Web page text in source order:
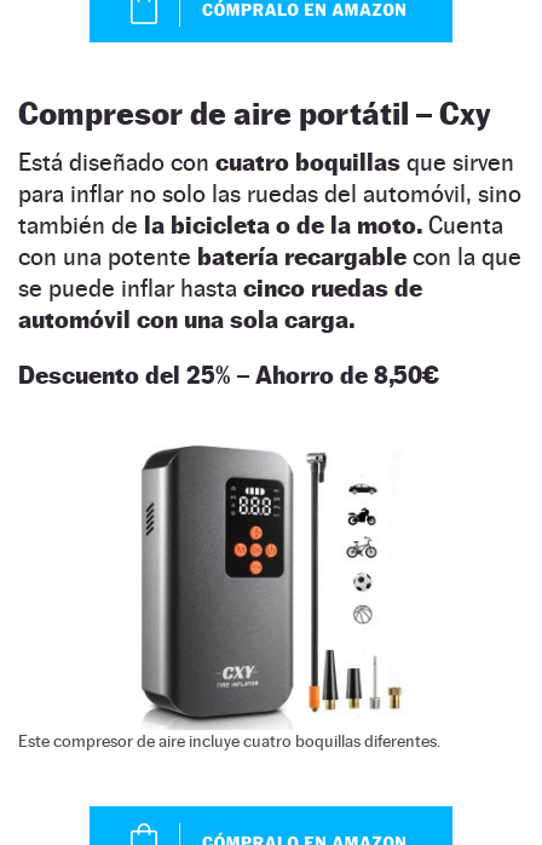
Compresor de aire portátil – Cxy
Está diseñado con cuatro boquillas que sirven
para inflar no solo las ruedas del automóvil, sino
también de la bicicleta o de la moto. Cuenta
con una potente batería recargable con la que
se puede inflar hasta cinco ruedas de
automóvil con una sola carga.
Descuento del 25% – Ahorro de 8,50€
Este compresor de aire incluye cuatro boquillas diferentes.